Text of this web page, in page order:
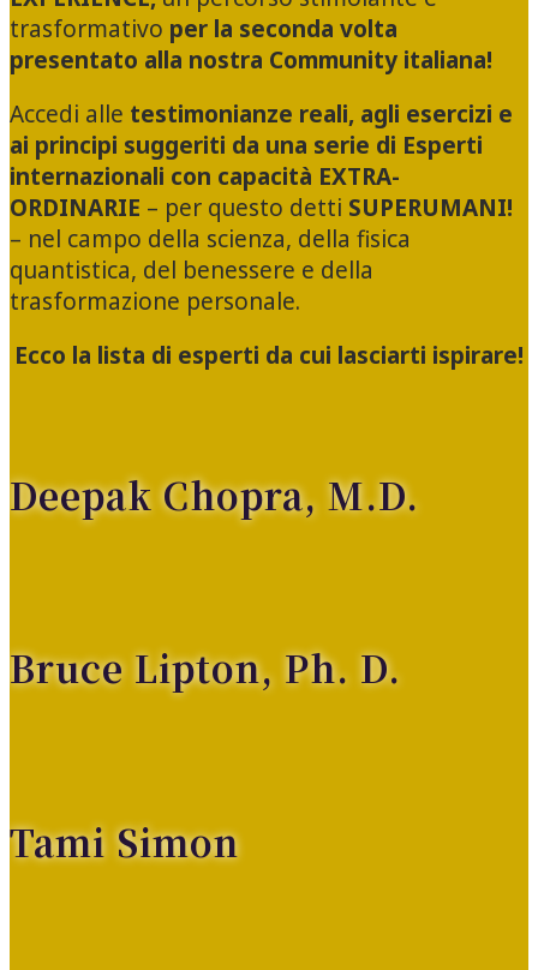
trasformativo per la seconda volta
presentato alla nostra Community italiana!
Accedi alle testimonianze reali, agli esercizi e
ai principi suggeriti da una serie di Esperti
internazionali con capacità EXTRA-
ORDINARIE – per questo detti SUPERUMANI!
– nel campo della scienza, della fisica
quantistica, del benessere e della
trasformazione personale.
Ecco la lista di esperti da cui lasciarti ispirare!
Deepak Chopra, M.D.
Bruce Lipton, Ph. D.
Tami Simon